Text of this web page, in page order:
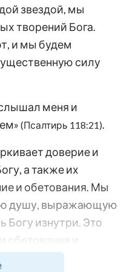
звездой, мы
творений Бога.
и мы будем
силу
меня и
(Псалтирь 118:21).
доверие и
а также их
и обетования. Мы
душу, выражающую
Богу изнутри. Это
обетования и
почтения,